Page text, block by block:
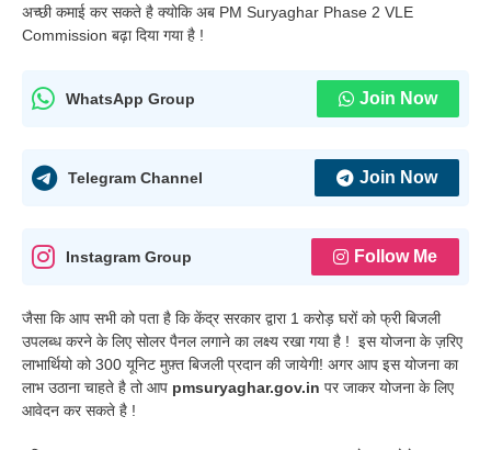
अच्छी कमाई कर सकते है क्योकि अब PM Suryaghar Phase 2 VLE
Commission बढ़ा दिया गया है !
WhatsApp Group Join Now
Telegram Channel Join Now
Instagram Group Follow Me
जैसा कि आप सभी को पता है कि केंद्र सरकार द्वारा 1 करोड़ घरों को फ्री बिजली
उपलब्ध करने के लिए सोलर पैनल लगाने का लक्ष्य रखा गया है ! इस योजना के ज़रिए
लाभार्थियो को 300 यूनिट मुफ़्त बिजली प्रदान की जायेगी! अगर आप इस योजना का
लाभ उठाना चाहते है तो आप pmsuryaghar.gov.in पर जाकर योजना के लिए
आवेदन कर सकते है !